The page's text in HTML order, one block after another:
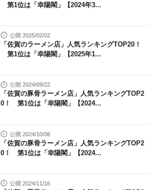
第1位は「幸陽閣」【2024年3...
公開 2025/02/02
「佐賀のラーメン店」人気ランキングTOP20！
第1位は「幸陽閣」【2025年1...
公開 2024/09/22
「佐賀の豚骨ラーメン店」人気ランキングTOP2
0！ 第1位は「幸陽閣」【2024...
公開 2024/10/08
「佐賀の豚骨ラーメン店」人気ランキングTOP2
0！ 第1位は「幸陽閣」【2024...
公開 2024/11/16